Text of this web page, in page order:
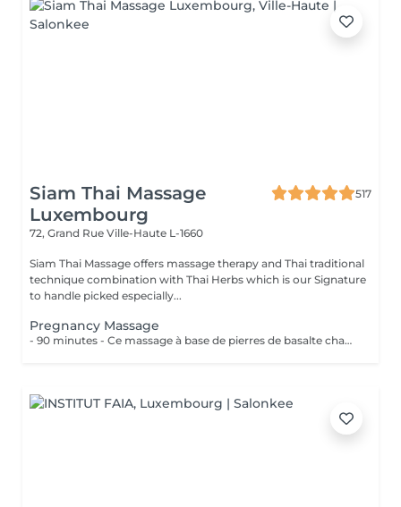
Siam Thai Massage
Luxembourg
517
72, Grand Rue Ville-Haute L-1660
Siam Thai Massage offers massage therapy and Thai traditional
technique combination with Thai Herbs which is our Signature
to handle picked especially...
Pregnancy Massage
- 90 minutes - Ce massage à base de pierres de basalte chauffées accompagnées dun massage avec les paumes des mains, apaise les tensions et les douleurs de votre corps.